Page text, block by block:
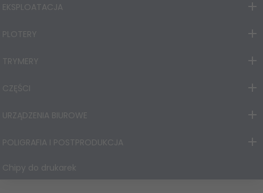
EKSPLOATACJA
PLOTERY
TRYMERY
CZĘŚCI
URZĄDZENIA BIUROWE
POLIGRAFIA I POSTPRODUKCJA
Chipy do drukarek